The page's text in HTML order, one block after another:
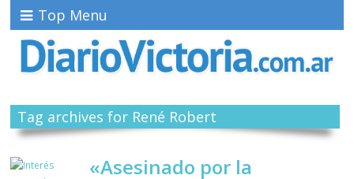
Top Menu
Tag archives for René Robert
«Asesinado por la